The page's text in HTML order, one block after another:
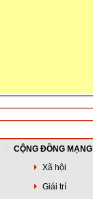
CỘNG ĐỒNG MẠNG
Xã hội
Giải trí